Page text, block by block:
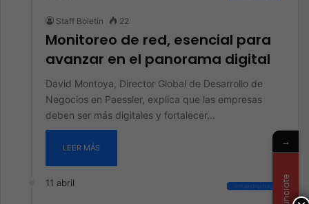
Staff Boletín 22
Monitoreo de red, esencial para
avanzar en el panorama digital
David Montoya, Director Global de Desarrollo de
Negocios en Paessler, explica que las empresas
deben ser más digitales y fortalecer…
LEER MÁS
11 abril Infraestructura
→